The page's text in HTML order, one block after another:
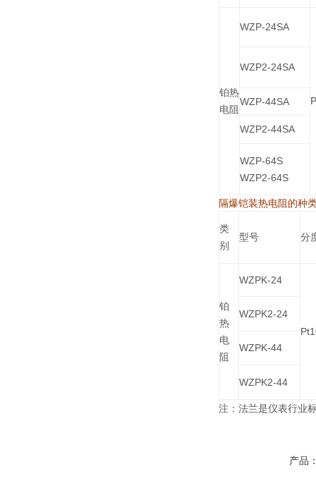
铂热
电阻
WZP-24SA
WZP2-24SA
WZP-44SA
WZP2-44SA
WZP-64S
WZP2-64S
隔爆铠装热电阻的种
类
别
型号 分
铂
热
电
阻
WZPK-24
WZPK2-24
WZPK-44
WZPK2-44
注：法兰是仪表行业
产品